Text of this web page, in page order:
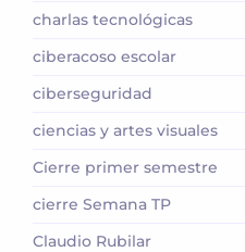
charlas tecnológicas
ciberacoso escolar
ciberseguridad
ciencias y artes visuales
Cierre primer semestre
cierre Semana TP
Claudio Rubilar